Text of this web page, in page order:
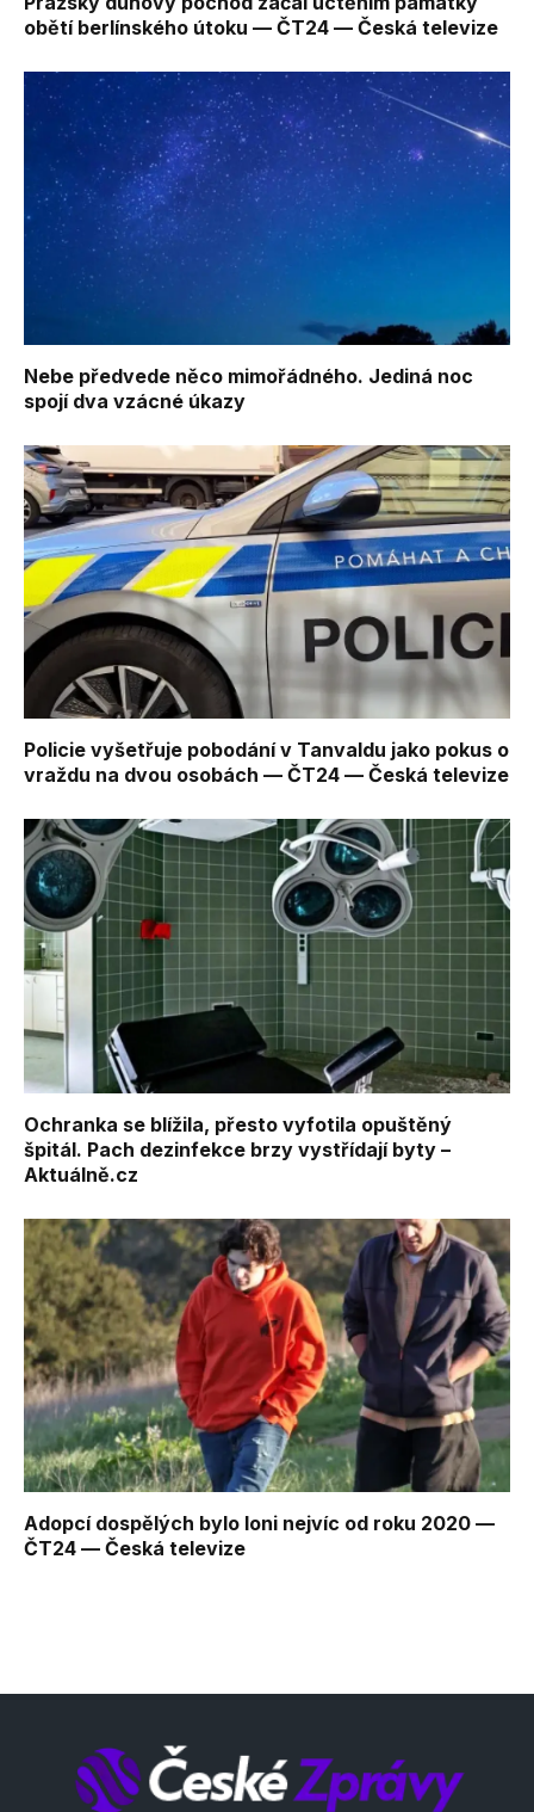
obětí berlínského útoku — ČT24 — Česká televize
Nebe předvede něco mimořádného. Jediná noc
spojí dva vzácné úkazy
Policie vyšetřuje pobodání v Tanvaldu jako pokus o
vraždu na dvou osobách — ČT24 — Česká televize
Ochranka se blížila, přesto vyfotila opuštěný
špitál. Pach dezinfekce brzy vystřídají byty –
Aktuálně.cz
Adopcí dospělých bylo loni nejvíc od roku 2020 —
ČT24 — Česká televize